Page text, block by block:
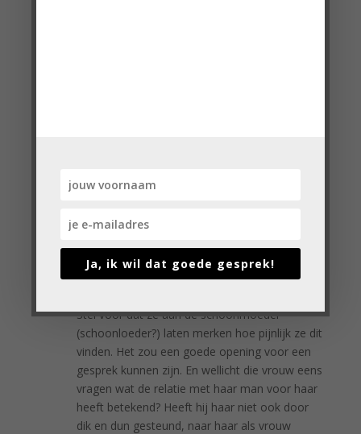
dan ze er in is gegaan, Goed voor haar. (ik hang
Stel voor dat ze aan de schoonmoeder
(schoonloeder?) laten merken hoe pijnlijk ze dit
vinden. Het zou een goede opening voor een
gesprek kunnen zijn. En wellicht die vrouw eens
vragen wat de relatie met haar man voor haar
heeft betekend? Heeft hij haar niet ook door
dik en dun gesteund, naar haar als vrouw
Ja, ik wil dat goede gesprek!